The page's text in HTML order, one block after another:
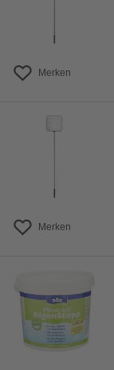
Merken
Merken